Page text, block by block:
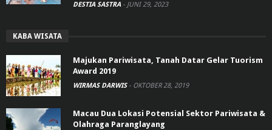
DESTIA SASTRA - JUNI 29, 2023
KABA WISATA
Majukan Pariwisata, Tanah Datar Gelar Tuorism
Award 2019
WIRMAS DARWIS - OKTOBER 28, 2019
Macau Dua Lokasi Potensial Sektor Pariwisata &
Olahraga Paranglayang